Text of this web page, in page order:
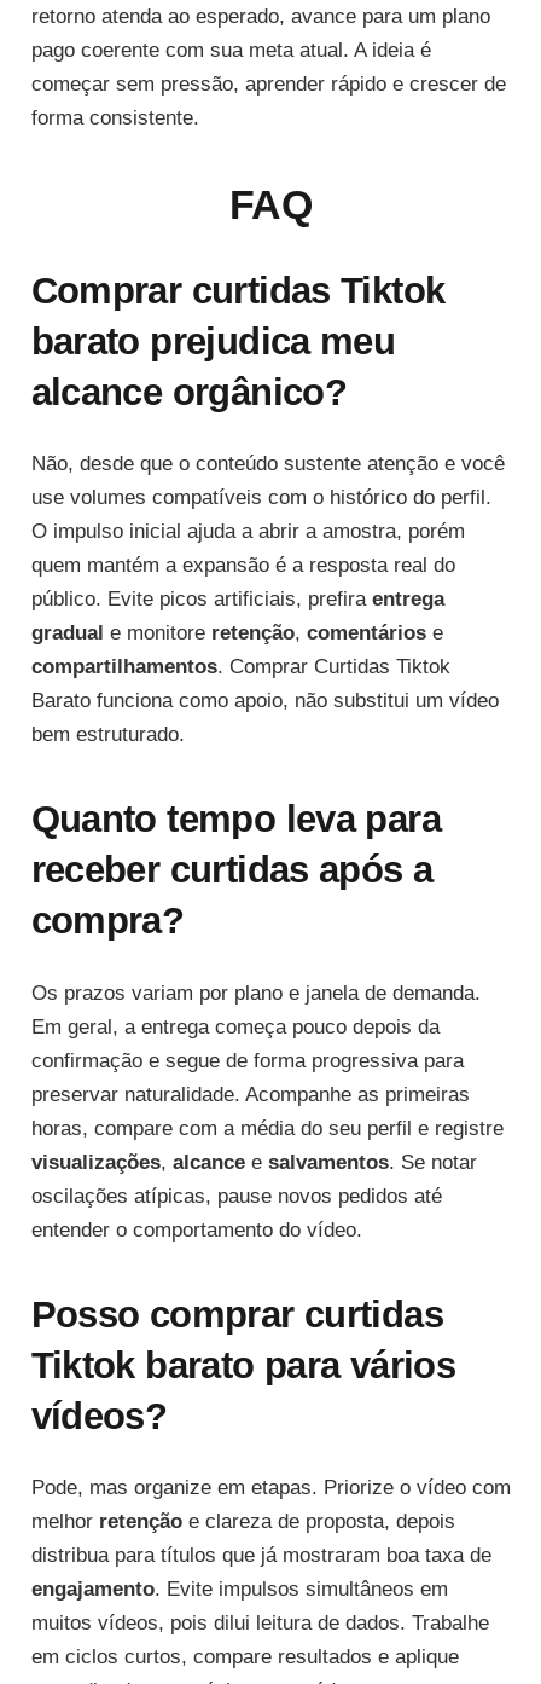
retorno atenda ao esperado, avance para um plano
pago coerente com sua meta atual. A ideia é
começar sem pressão, aprender rápido e crescer de
forma consistente.
FAQ
Comprar curtidas Tiktok
barato prejudica meu
alcance orgânico?
Não, desde que o conteúdo sustente atenção e você
use volumes compatíveis com o histórico do perfil.
O impulso inicial ajuda a abrir a amostra, porém
quem mantém a expansão é a resposta real do
público. Evite picos artificiais, prefira entrega
gradual e monitore retenção, comentáriose
compartilhamentos. Comprar Curtidas Tiktok
Barato funciona como apoio, não substitui um vídeo
bem estruturado.
Quanto tempo leva para
receber curtidas após a
compra?
Os prazos variam por plano e janela de demanda.
Em geral, a entrega começa pouco depois da
confirmação e segue de forma progressiva para
preservar naturalidade. Acompanhe as primeiras
horas, compare com a média do seu perfil e registre
visualizações, alcancee salvamentos. Se notar
oscilações atípicas, pause novos pedidos até
entender o comportamento do vídeo.
Posso comprar curtidas
Tiktok barato para vários
vídeos?
Pode, mas organize em etapas. Priorize o vídeo com
melhor retençãoe clareza de proposta, depois
distribua para títulos que já mostraram boa taxa de
engajamento. Evite impulsos simultâneos em
muitos vídeos, pois dilui leitura de dados. Trabalhe
em ciclos curtos, compare resultados e aplique